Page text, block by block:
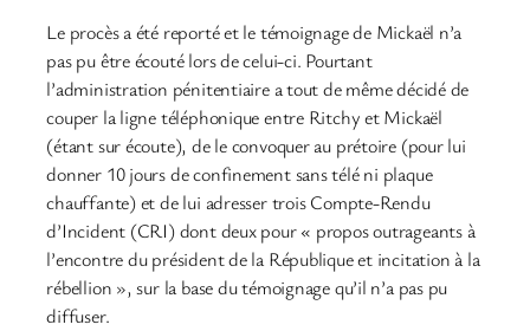
Le procès a été reporté et le témoignage de Mickaël n’a
pas pu être écouté lors de celui-ci. Pourtant
l’administration pénitentiaire a tout de même décidé de
couper la ligne téléphonique entre Ritchy et Mickaël
(étant sur écoute), de le convoquer au prétoire (pour lui
donner 10 jours de confinement sans télé ni plaque
chauffante) et de lui adresser trois Compte-Rendu
d’Incident (CRI) dont deux pour « propos outrageants à
l’encontre du président de la République et incitation à la
rébellion », sur la base du témoignage qu’il n’a pas pu
diffuser.